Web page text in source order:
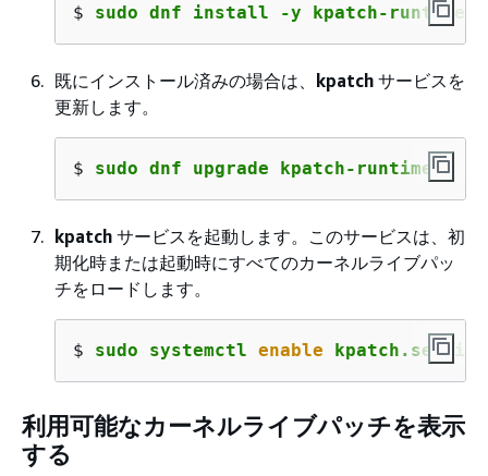
$ sudo dnf install -y kpatch-runtime
既にインストール済みの場合は、 kpatch サービスを
更新します。
$ sudo dnf upgrade kpatch-runtime
kpatch サービスを起動します。このサービスは、初
期化時または起動時にすべてのカーネルライブパッ
チをロードします。
$ sudo systemctl enable
利用可能なカーネルライブパッチを表示
する